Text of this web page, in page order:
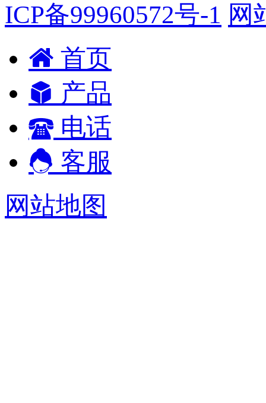
ICP备99960572号-1 网
首页
产品
电话
客服
网站地图